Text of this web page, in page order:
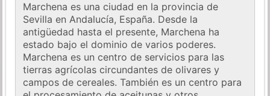
Marchena es una ciudad en la provincia de
Sevilla en Andalucía, España. Desde la
antigüedad hasta el presente, Marchena ha
estado bajo el dominio de varios poderes.
Marchena es un centro de servicios para las
tierras agrícolas circundantes de olivares y
campos de cereales. También es un centro para